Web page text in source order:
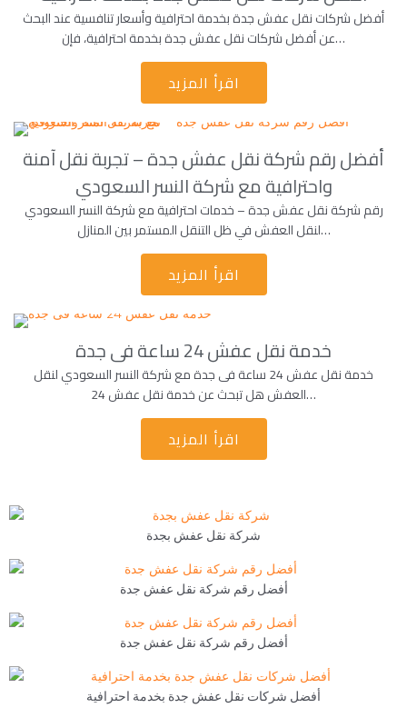
أفضل شركات نقل عفش جدة بخدمة احترافية وأسعار تنافسية عند البحث
عن أفضل شركات نقل عفش جدة بخدمة احترافية، فإن…
اقرأ المزيد
أفضل رقم شركة نقل عفش جدة – تجربة نقل آمنة
واحترافية مع شركة النسر السعودي
رقم شركة نقل عفش جدة – خدمات احترافية مع شركة النسر السعودي
لنقل العفش في ظل التنقل المستمر بين المنازل…
اقرأ المزيد
خدمة نقل عفش 24 ساعة فى جدة
خدمة نقل عفش 24 ساعة فى جدة مع شركة النسر السعودي لنقل
العفش هل تبحث عن خدمة نقل عفش 24…
اقرأ المزيد
شركة نقل عفش بجدة
أفضل رقم شركة نقل عفش جدة
أفضل رقم شركة نقل عفش جدة
أفضل شركات نقل عفش جدة بخدمة احترافية